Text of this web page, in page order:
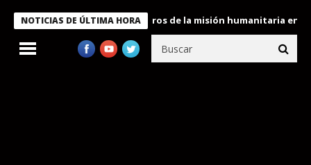
NOTICIAS DE ÚLTIMA HORA
Bukele condecora a miembros de la misión humanitaria enviada